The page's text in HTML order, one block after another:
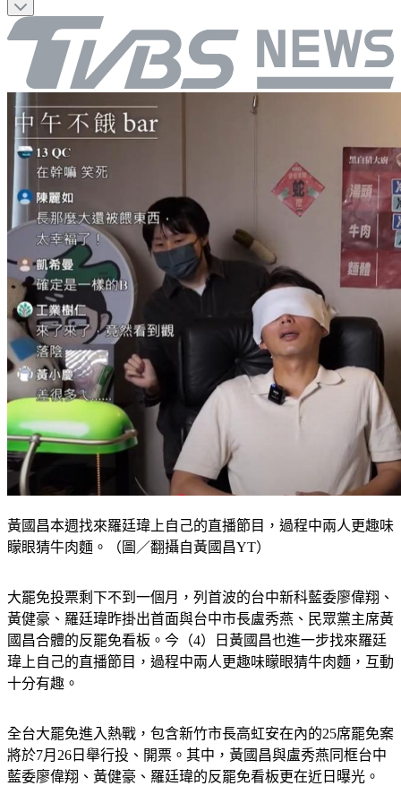
黃國昌本週找來羅廷瑋上自己的直播節目，過程中兩人更趣味
矇眼猜牛肉麵。（圖／翻攝自黃國昌YT）
大罷免投票剩下不到一個月，列首波的台中新科藍委廖偉翔、
黃健豪、羅廷瑋昨掛出首面與台中市長盧秀燕、民眾黨主席黃
國昌合體的反罷免看板。今（4）日黃國昌也進一步找來羅廷
瑋上自己的直播節目，過程中兩人更趣味矇眼猜牛肉麵，互動
十分有趣。
全台大罷免進入熱戰，包含新竹市長高虹安在內的25席罷免案
將於7月26日舉行投、開票。其中，黃國昌與盧秀燕同框台中
藍委廖偉翔、黃健豪、羅廷瑋的反罷免看板更在近日曝光。